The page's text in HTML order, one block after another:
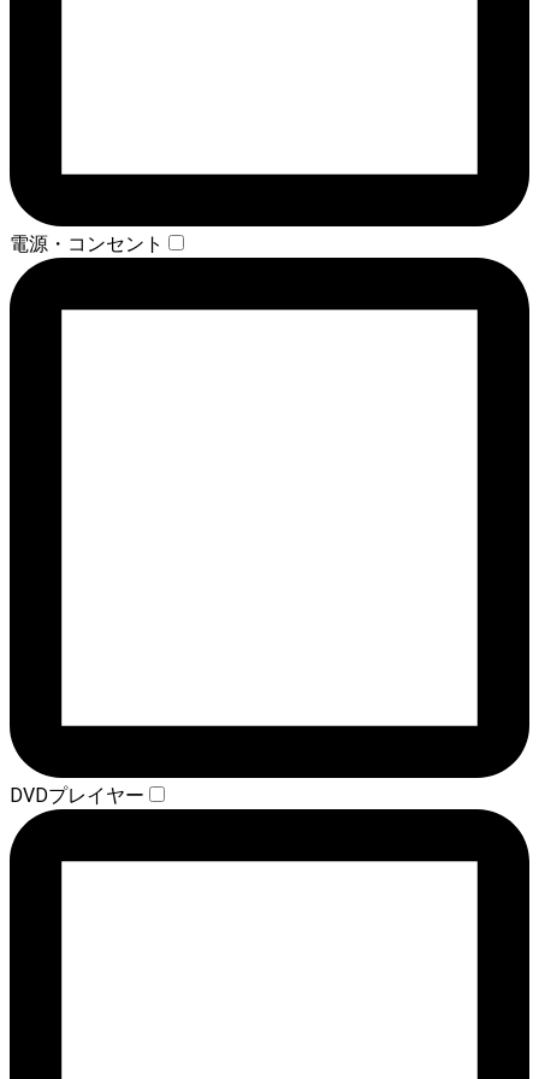
電源・コンセント
DVDプレイヤー